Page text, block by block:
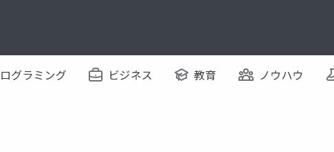
グラミング ビジネス 教育 ノウハウ